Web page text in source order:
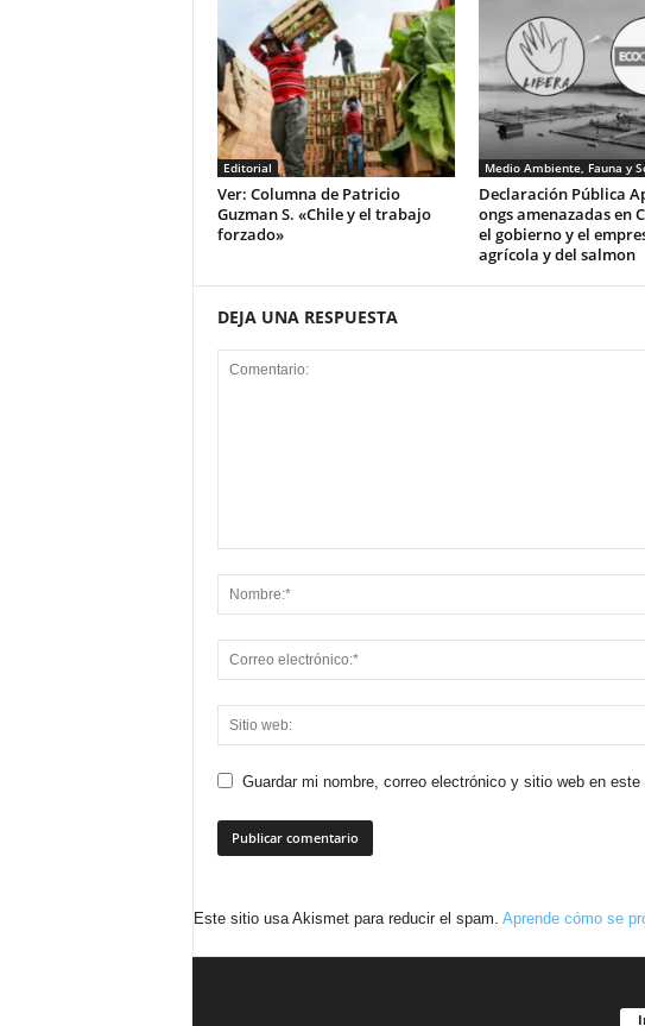
Editorial
Ver: Columna de Patricio
Guzman S. «Chile y el trabajo
forzado»
Medio Ambiente, Fauna y
Declaración Pública
ongs amenazadas en
el gobierno y el
agrícola y del salmon
DEJA UNA RESPUESTA
Guardar mi nombre, correo electrónico y sitio web en
Este sitio usa Akismet para reducir el spam. Aprende cómo se